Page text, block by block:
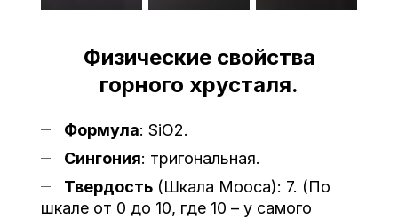
Физические свойства
горного хрусталя.
Формула: SiO2.
Сингония: тригональная.
Твердость (Шкала Мооса): 7. (По
шкале от 0 до 10, где 10 – у самого